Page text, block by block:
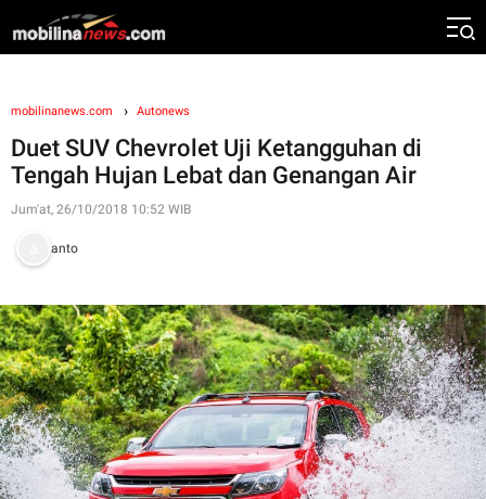
mobilinanews.com Autonews
Duet SUV Chevrolet Uji Ketangguhan di
Tengah Hujan Lebat dan Genangan Air
Jum'at, 26/10/2018 10:52 WIB
anto